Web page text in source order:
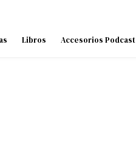
Libros Accesorios Podcast